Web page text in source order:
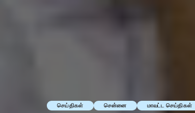
செய்திகள் சென்னை மாவட்ட செய்திகள்